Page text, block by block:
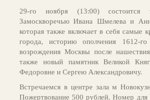
29-го ноября (13:00) состоится
Замоскворечью Ивана Шмелева и
которая также включает в себя самые
города, историю ополчения 1612-
возрождения Москвы после
также новый памятник Великой
Федоровне и Сергею Александровичу.
Встречаемся в центре зала м
Пожертвование 500 рублей. Номер для